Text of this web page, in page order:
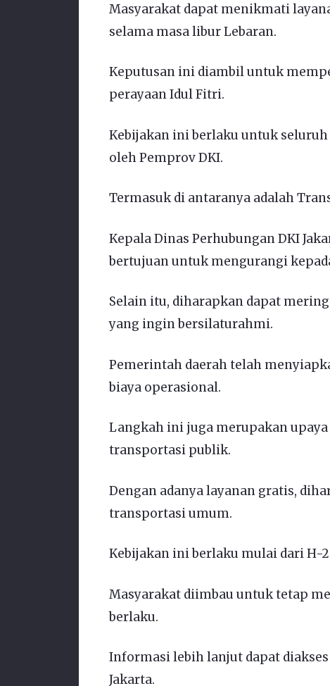
Masyarakat dapat menikmati
selama masa libur Lebaran.
Keputusan ini diambil untuk
perayaan Idul Fitri.
Kebijakan ini berlaku untuk
oleh Pemprov DKI.
Termasuk di antaranya adalah
Kepala Dinas Perhubungan DKI
bertujuan untuk mengurangi
Selain itu, diharapkan dapat
yang ingin bersilaturahmi.
Pemerintah daerah telah
biaya operasional.
Langkah ini juga merupakan
transportasi publik.
Dengan adanya layanan gratis,
transportasi umum.
Kebijakan ini berlaku mulai dari H-
Masyarakat diimbau untuk tetap
berlaku.
Informasi lebih lanjut dapat
Jakarta.